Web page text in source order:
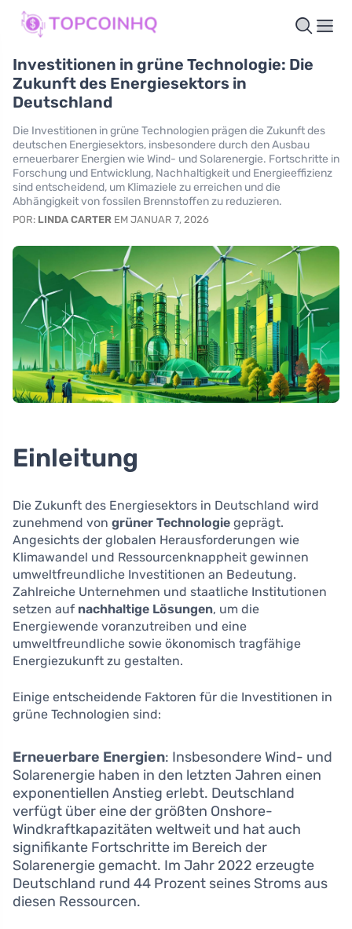
Investitionen in grüne Technologie: Die
Zukunft des Energiesektors in
Deutschland
Die Investitionen in grüne Technologien prägen die Zukunft des
deutschen Energiesektors, insbesondere durch den Ausbau
erneuerbarer Energien wie Wind- und Solarenergie. Fortschritte in
Forschung und Entwicklung, Nachhaltigkeit und Energieeffizienz
sind entscheidend, um Klimaziele zu erreichen und die
Abhängigkeit von fossilen Brennstoffen zu reduzieren.
POR: LINDA CARTER EM JANUAR 7, 2026
Einleitung
Die Zukunft des Energiesektors in Deutschland wird
zunehmend von grüner Technologie geprägt.
Angesichts der globalen Herausforderungen wie
Klimawandel und Ressourcenknappheit gewinnen
umweltfreundliche Investitionen an Bedeutung.
Zahlreiche Unternehmen und staatliche Institutionen
setzen auf nachhaltige Lösungen, um die
Energiewende voranzutreiben und eine
umweltfreundliche sowie ökonomisch tragfähige
Energiezukunft zu gestalten.
Einige entscheidende Faktoren für die Investitionen in
grüne Technologien sind:
Erneuerbare Energien: Insbesondere Wind- und
Solarenergie haben in den letzten Jahren einen
exponentiellen Anstieg erlebt. Deutschland
verfügt über eine der größten Onshore-
Windkraftkapazitäten weltweit und hat auch
signifikante Fortschritte im Bereich der
Solarenergie gemacht. Im Jahr 2022 erzeugte
Deutschland rund 44 Prozent seines Stroms aus
diesen Ressourcen.